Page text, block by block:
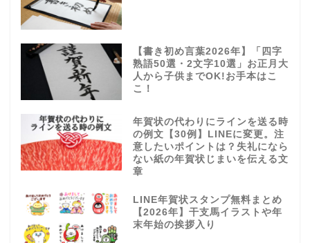
【書き初め言葉2026年】「四字
熟語50選・2文字10選」お正月大
人から子供までOK!お手本はこ
こ！
年賀状の代わりにラインを送る時
の例文【30例】LINEに変更。注
意したいポイントは？失礼になら
ない紙の年賀状じまいを伝える文
章
LINE年賀状スタンプ無料まとめ
【2026年】干支馬イラストや年
末年始の挨拶入り